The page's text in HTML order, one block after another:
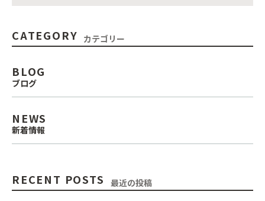
CATEGORY カテゴリー
BLOG
ブログ
NEWS
新着情報
RECENT POSTS 最近の投稿